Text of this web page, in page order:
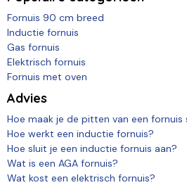
Fornuis 90 cm breed
Inductie fornuis
Gas fornuis
Elektrisch fornuis
Fornuis met oven
Advies
Hoe maak je de pitten van een fornuis
Hoe werkt een inductie fornuis?
Hoe sluit je een inductie fornuis aan?
Wat is een AGA fornuis?
Wat kost een elektrisch fornuis?